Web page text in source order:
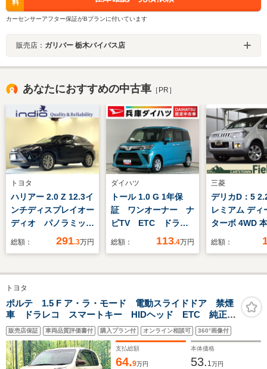
料
カーセンサーアフター保証がBプランに付いています
販売店： ガリバー 栃木バイパス店
あなたにおすすめの中古車 ［PR］
トヨタ
ハリアー 2.0 Z 12.3イ
ンチディスプレイオー
ディオ パノラミック
ビューモニター トヨ
ー LEDヘッドライ
ト ハーフレザーシー
ト 純正アルミホイー
ル BSM HUD
総額： 291.3万円
ダイハツ
トール 1.0 G 1年保
証 ワンオーナー ナ
ビTV ETC ドラレ
コ バックカメラ 両
ー USB接続
イビーム LEDヘッド
ライト プッシュスタ
ート
総額： 113.4万円
三菱
デリカD：5
レミアム ディ
ターボ 4WD
れ/ヒッチメ
ップ/バックカ
ー/ETC車載
ブレコーダー/
フォードサウ
テム/シートヒ
総額：
トヨタ
ポルテ 1.5 F ア・ラ・モード 電動スライドドア 禁煙
車 ドラレコ スマートキー HIDヘッド ETC 純正15
インチアルミ オートライト オートエアコン
Bluetooth HIDフォグ
販売店保証 車両品質評価書付 購入プラン付 オンライン相談可 360°画像付
支払総額
64.9万円
本体価格
53. 1万円